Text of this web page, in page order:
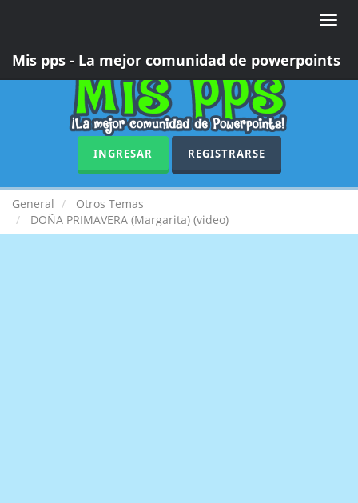
Toggle
Mis pps - La mejor comunidad de powerpoints
INGRESAR REGISTRARSE
General
Otros Temas
DOÑA PRIMAVERA (Margarita) (video)